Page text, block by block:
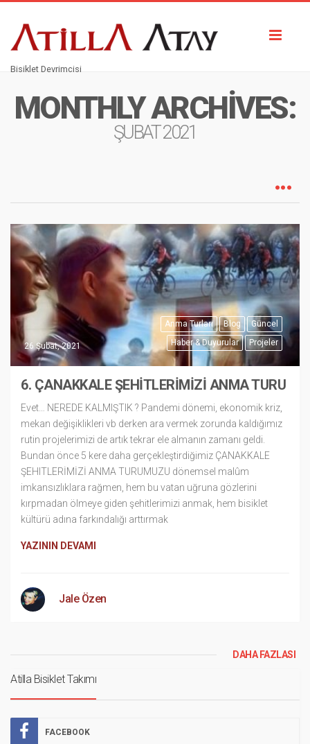
Bisiklet Devrimcisi
MONTHLY ARCHIVES:
ŞUBAT 2021
Anma Turları Blog
Güncel
Haber & Duyurular
Projeler
26 Şubat, 2021
6. ÇANAKKALE ŞEHİTLERİMİZİ ANMA TURU
Evet… NEREDE KALMIŞTIK ? Pandemi dönemi, ekonomik kriz,
mekan değişiklikleri vb derken ara vermek zorunda kaldığımız
rutin projelerimizi de artık tekrar ele almanın zamanı geldi.
Bundan önce 5 kere daha gerçekleştirdiğimiz ÇANAKKALE
ŞEHITLERİMİZİ ANMA TURUMUZU dönemsel malûm
imkansızlıklara rağmen, hem bu vatan uğruna gözlerini
kırpmadan ölmeye giden şehitlerimizi anmak, hem bisiklet
kültürü adına farkındalığı arttırmak
YAZININ DEVAMI
Jale Özen
DAHA FAZLASI
Atilla Bisiklet Takımı
FACEBOOK